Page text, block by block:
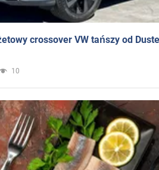
crossover VW tańszy od
10